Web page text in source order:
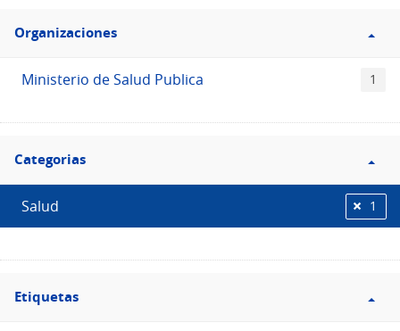
Filtro
Organizaciones
Organizaciones
Ministerio de Salud Publica 1
Filtro
Categorias
Categorias
Salud 1
Filtro
Etiquetas
Etiquetas